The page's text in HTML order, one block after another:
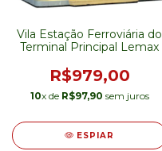
Vila Estação Ferroviária do
Terminal Principal Lemax
R$979,00
10x de R$97,90 sem juros
ESPIAR